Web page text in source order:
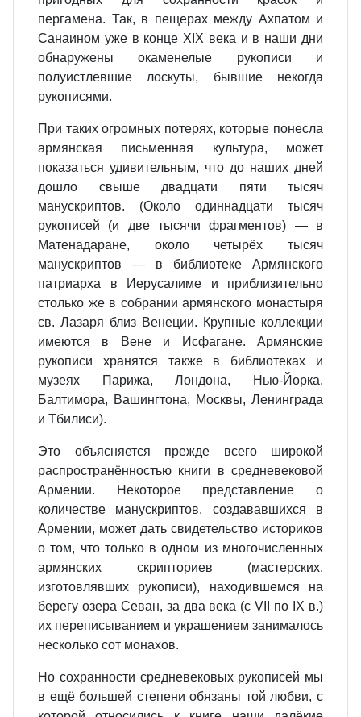
пергамена. Так, в пещерах между Ахпатом и
Санаином уже в конце XIX века и в наши дни
обнаружены окаменелые рукописи и
полуистлевшие лоскуты, бывшие некогда
рукописями.
При таких огромных потерях, которые понесла
армянская письменная культура, может
показаться удивительным, что до наших дней
дошло свыше двадцати пяти тысяч
манускриптов. (Около одиннадцати тысяч
рукописей (и две тысячи фрагментов) — в
Матенадаране, около четырёх тысяч
манускриптов — в библиотеке Армянского
патриарха в Иерусалиме и приблизительно
столько же в собрании армянского монастыря
св. Лазаря близ Венеции. Крупные коллекции
имеются в Вене и Исфагане. Армянские
рукописи хранятся также в библиотеках и
музеях Парижа, Лондона, Нью‐Йорка,
Балтимора, Вашингтона, Москвы, Ленинграда
и Тбилиси).
Это объясняется прежде всего широкой
распространённостью книги в средневековой
Армении. Некоторое представление о
количестве манускриптов, создававшихся в
Армении, может дать свидетельство историков
о том, что только в одном из многочисленных
армянских скрипториев (мастерских,
изготовлявших рукописи), находившемся на
берегу озера Севан, за два века (с VII по IX в.)
их переписыванием и украшением занималось
несколько сот монахов.
Но сохранности средневековых рукописей мы
в ещё большей степени обязаны той любви, с